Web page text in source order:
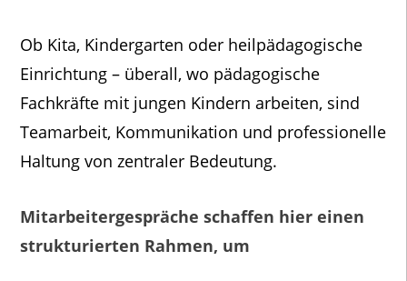
Ob Kita, Kindergarten oder heilpädagogische
Einrichtung – überall, wo pädagogische
Fachkräfte mit jungen Kindern arbeiten, sind
Teamarbeit, Kommunikation und professionelle
Haltung von zentraler Bedeutung.
Mitarbeitergespräche schaffen hier einen
strukturierten Rahmen, um